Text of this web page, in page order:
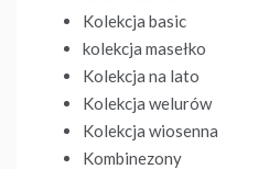
Kolekcja basic
kolekcja masełko
Kolekcja na lato
Kolekcja welurów
Kolekcja wiosenna
Kombinezony